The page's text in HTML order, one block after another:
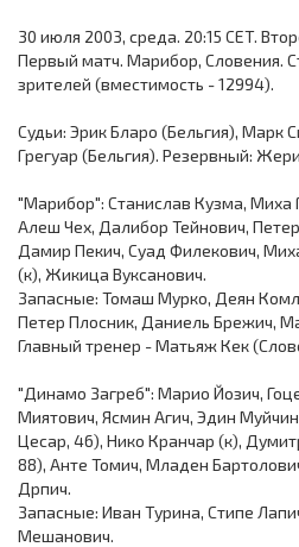
30 июля 2003, среда. 20:15 CET.
Первый матч. Марибор, Словения.
зрителей (вместимость - 12994).
Судьи: Эрик Бларо (Бельгия), Марк
Грегуар (Бельгия). Резервный:
"Марибор": Станислав Кузма, Миха
Алеш Чех, Далибор Тейнович,
Дамир Пекич, Суад Филекович,
(к), Жикица Вуксанович.
Запасные: Томаш Мурко, Деян
Петер Плосник, Даниель Брежич,
Главный тренер - Матьяж Кек
"Динамо Загреб": Марио Йозич,
Миятович, Ясмин Агич, Эдин
Цесар, 46), Нико Кранчар (к),
88), Анте Томич, Младен
Дрпич.
Запасные: Иван Турина, Стипе
Мешанович.